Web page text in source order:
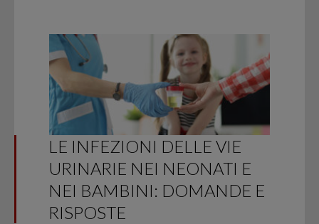
LE INFEZIONI DELLE VIE
URINARIE NEI NEONATI E
NEI BAMBINI: DOMANDE E
RISPOSTE